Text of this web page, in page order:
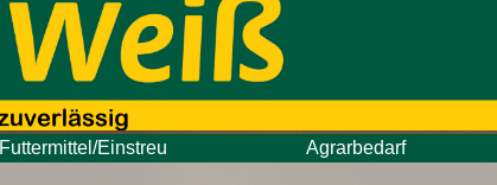
Futtermittel/Einstreu Agrarbedarf